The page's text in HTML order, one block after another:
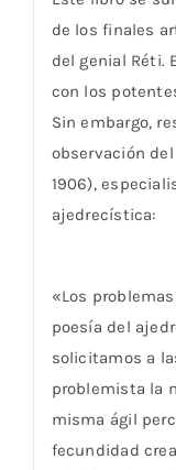
de los finales
del genial Réti.
con los
Sin embargo,
observación
1906),
ajedrecística:
«Los
poesía del
solicitamos a
problemista la
misma ágil
fecundidad